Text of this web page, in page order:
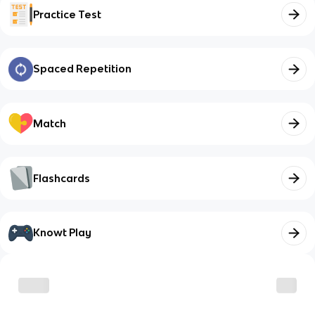
Practice Test
Spaced Repetition
Match
Flashcards
Knowt Play